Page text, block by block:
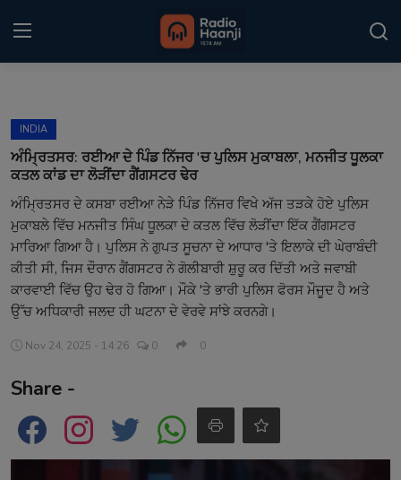
Home
Kitaab Kahani
Gallery
Sponsors
Matrimonial
Event
Contact
INDIA
ਅੰਮ੍ਰਿਤਸਰ: ਰਈਆ ਦੇ ਪਿੰਡ ਨਿੱਜਰ 'ਚ ਪੁਲਿਸ ਮੁਕਾਬਲਾ, ਮਨਜੀਤ ਧੂਲਕਾ
ਕਤਲ ਕਾਂਡ ਦਾ ਲੋੜੀਂਦਾ ਗੈਂਗਸਟਰ ਢੇਰ
ਅੰਮ੍ਰਿਤਸਰ ਦੇ ਕਸਬਾ ਰਈਆ ਨੇੜੇ ਪਿੰਡ ਨਿੱਜਰ ਵਿਖੇ ਅੱਜ ਤੜਕੇ ਹੋਏ ਪੁਲਿਸ
ਮੁਕਾਬਲੇ ਵਿੱਚ ਮਨਜੀਤ ਸਿੰਘ ਧੂਲਕਾ ਦੇ ਕਤਲ ਵਿੱਚ ਲੋੜੀਂਦਾ ਇੱਕ ਗੈਂਗਸਟਰ
ਮਾਰਿਆ ਗਿਆ ਹੈ। ਪੁਲਿਸ ਨੇ ਗੁਪਤ ਸੂਚਨਾ ਦੇ ਆਧਾਰ 'ਤੇ ਇਲਾਕੇ ਦੀ ਘੇਰਾਬੰਦੀ
ਕੀਤੀ ਸੀ, ਜਿਸ ਦੌਰਾਨ ਗੈਂਗਸਟਰ ਨੇ ਗੋਲੀਬਾਰੀ ਸ਼ੁਰੂ ਕਰ ਦਿੱਤੀ ਅਤੇ ਜਵਾਬੀ
ਕਾਰਵਾਈ ਵਿੱਚ ਉਹ ਢੇਰ ਹੋ ਗਿਆ। ਮੌਕੇ 'ਤੇ ਭਾਰੀ ਪੁਲਿਸ ਫੋਰਸ ਮੌਜੂਦ ਹੈ ਅਤੇ
ਉੱਚ ਅਧਿਕਾਰੀ ਜਲਦ ਹੀ ਘਟਨਾ ਦੇ ਵੇਰਵੇ ਸਾਂਝੇ ਕਰਨਗੇ।
Nov 24, 2025 - 14:26 0 0
Share -